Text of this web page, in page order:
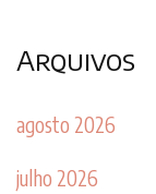
Arquivos
agosto 2026
julho 2026